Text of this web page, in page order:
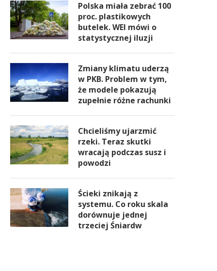
Polska miała zebrać 100
proc. plastikowych
butelek. WEI mówi o
statystycznej iluzji
Zmiany klimatu uderzą
w PKB. Problem w tym,
że modele pokazują
zupełnie różne rachunki
Chcieliśmy ujarzmić
rzeki. Teraz skutki
wracają podczas susz i
powodzi
Ścieki znikają z
systemu. Co roku skala
dorównuje jednej
trzeciej Śniardw